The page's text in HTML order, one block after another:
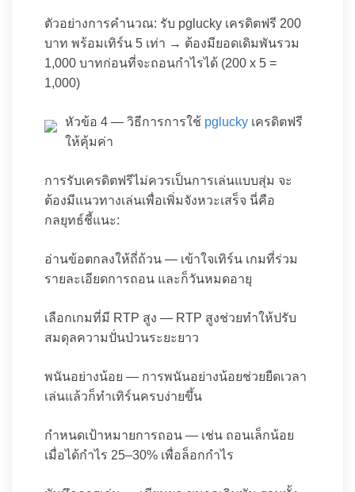
ตัวอย่างการคำนวณ: รับ pglucky เครดิตฟรี 200
บาท พร้อมเทิร์น 5 เท่า → ต้องมียอดเดิมพันรวม
1,000 บาทก่อนที่จะถอนกำไรได้ (200 x 5 =
1,000)
หัวข้อ 4 — วิธีการการใช้ pglucky เครดิตฟรี
ให้คุ้มค่า
การรับเครดิตฟรีไม่ควรเป็นการเล่นแบบสุ่ม จะ
ต้องมีแนวทางเล่นเพื่อเพิ่มจังหวะเสร็จ นี่คือ
กลยุทธ์ชี้แนะ:
อ่านข้อตกลงให้ถี่ถ้วน — เข้าใจเทิร์น เกมที่ร่วม
รายละเอียดการถอน และก็วันหมดอายุ
เลือกเกมที่มี RTP สูง — RTP สูงช่วยทำให้ปรับ
สมดุลความปั่นป่วนระยะยาว
พนันอย่างน้อย — การพนันอย่างน้อยช่วยยืดเวลา
เล่นแล้วก็ทำเทิร์นครบง่ายขึ้น
กำหนดเป้าหมายการถอน — เช่น ถอนเล็กน้อย
เมื่อได้กำไร 25–30% เพื่อล็อกกำไร